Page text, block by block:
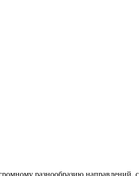
разнообразию направлений,